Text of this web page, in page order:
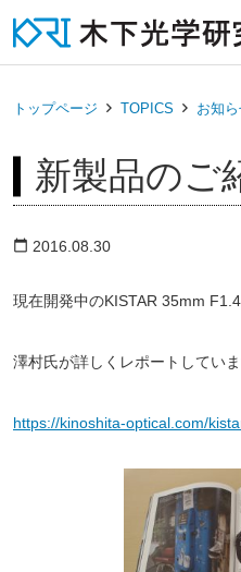
トップページ TOPICS お知
新製品のご
calendar_today 2016.08.30
現在開発中のKISTAR 35mm F1.4
澤村氏が詳しくレポートしてい
https://kinoshita-optical.com/